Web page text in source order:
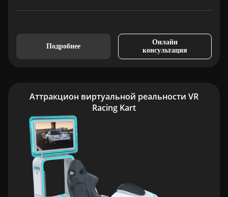
Подробнее
Онлайн
консультация
Аттракцион виртуальной реальности VR
Racing Kart